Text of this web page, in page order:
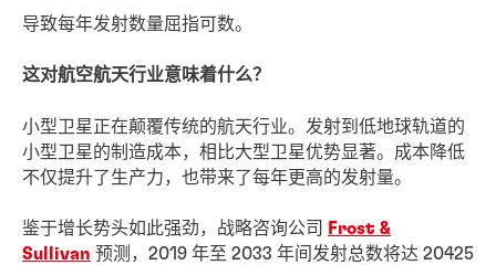
导致每年发射数量屈指可数。
这对航空航天行业意味着什么？
小型卫星正在颠覆传统的航天行业。发射到低地球轨道的
小型卫星的制造成本，相比大型卫星优势显著。成本降低
不仅提升了生产力，也带来了每年更高的发射量。
鉴于增长势头如此强劲，战略咨询公司
Frost &
Sullivan 预测，2019 年至 2033 年间发射总数将达 20425